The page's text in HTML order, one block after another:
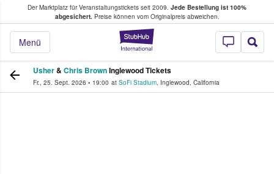
Der Marktplatz für Veranstaltungstickets seit 2009. Jede Bestellung ist 100%
abgesichert.Preise können vom Originalpreis abweichen.
StubHub - Wo
Menü
Tickets kaufen & verkaufen
Usher& Chris BrownInglewood Tickets
Fr., 25. Sept. 2026 • 19:00 at SoFi Stadium, Inglewood, California